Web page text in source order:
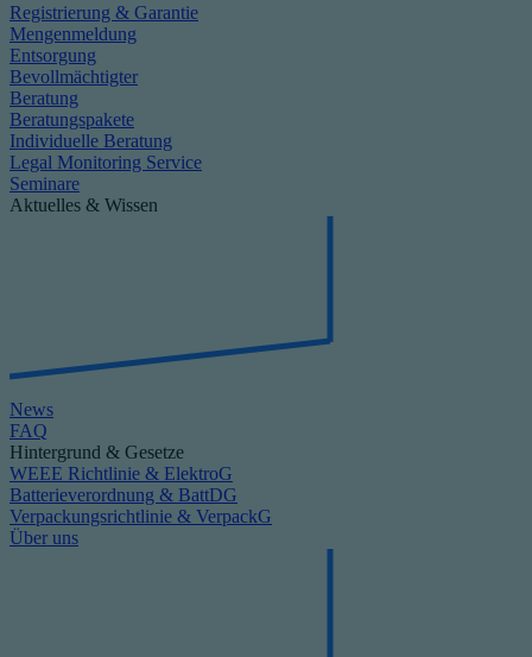
Registrierung & Garantie
Mengenmeldung
Entsorgung
Bevollmächtigter
Beratung
Beratungspakete
Individuelle Beratung
Legal Monitoring Service
Seminare
Aktuelles & Wissen
News
FAQ
Hintergrund & Gesetze
WEEE Richtlinie & ElektroG
Batterieverordnung & BattDG
Verpackungsrichtlinie & VerpackG
Über uns